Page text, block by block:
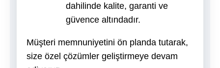
dahilinde kalite, garanti ve
güvence altındadır.
Müşteri memnuniyetini ön planda tutarak,
size özel çözümler geliştirmeye devam